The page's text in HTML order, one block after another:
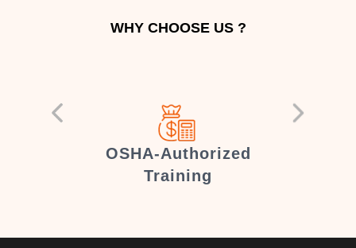
WHY CHOOSE US ?
OSHA-Authorized
Training